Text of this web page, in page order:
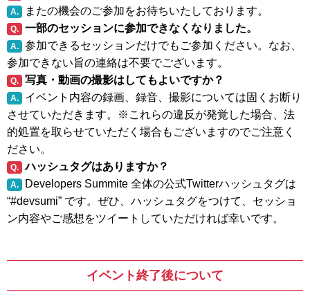
A. またの機会のご参加をお待ちいたしております。
Q. 一部のセッションに参加できなくなりました。
A. 参加できるセッションだけでもご参加ください。なお、
参加できない旨の連絡は不要でございます。
Q. 写真・動画の撮影はしてもよいですか？
A. イベント内容の録画、録音、撮影については固くお断り
させていただきます。※これらの違反が発覚した場合、法
的処置を取らせていただく場合もございますのでご注意く
ださい。
Q. ハッシュタグはありますか？
A. Developers Summite 全体の公式Twitterハッシュタグは
“#devsumi” です。ぜひ、ハッシュタグをつけて、セッショ
ン内容やご感想をツイートしていただければ幸いです。
イベント終了後について